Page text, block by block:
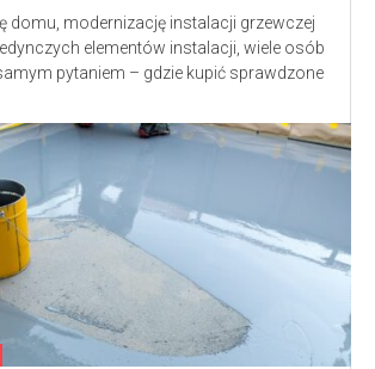
domu, modernizację instalacji grzewczej
elementów instalacji, wiele osób
pytaniem – gdzie kupić sprawdzone